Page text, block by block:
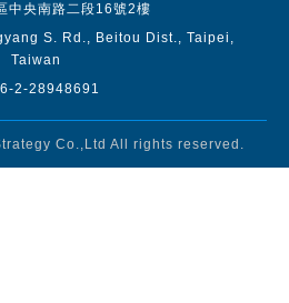
中央南路二段16號2樓
S. Rd., Beitou Dist., Taipei,
Taiwan
2-28948691
Co.,Ltd All rights reserved.